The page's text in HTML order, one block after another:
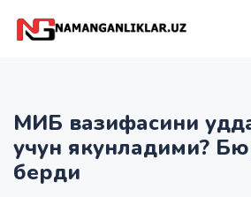
МИБ вазифасини
учун якунладими?
берди